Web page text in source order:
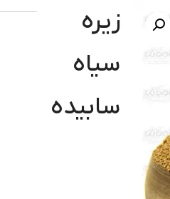
زیره
سیاه
سابیده